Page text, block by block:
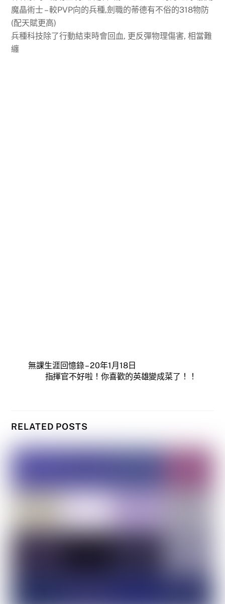
魔晶術士 – 較PVP向的兵種,劍職的蒂德有不俗的318物防
(配天賦更高)
兵種科技除了行動結束時會回血, 更反彈物理傷害, 相當難
纏
無課生涯回憶錄 – 20年1月18日
指揮官不好啦！你喜歡的英雄變成菜了！！
RELATED POSTS